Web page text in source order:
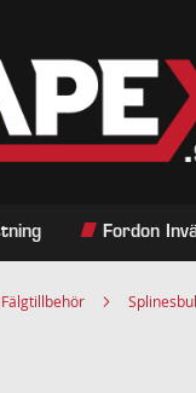
Fordon